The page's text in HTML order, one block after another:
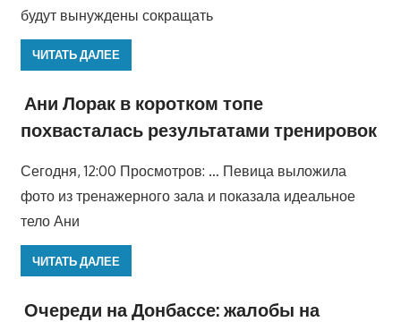
будут вынуждены сокращать
ЧИТАТЬ ДАЛЕЕ
Ани Лорак в коротком топе
похвасталась результатами тренировок
Сегодня, 12:00 Просмотров: … Певица выложила
фото из тренажерного зала и показала идеальное
тело Ани
ЧИТАТЬ ДАЛЕЕ
Очереди на Донбассе: жалобы на